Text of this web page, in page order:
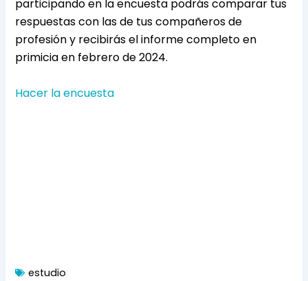
participando en la encuesta podrás comparar tus
respuestas con las de tus compañeros de
profesión y recibirás el informe completo en
primicia en febrero de 2024.
Hacer la encuesta
estudio